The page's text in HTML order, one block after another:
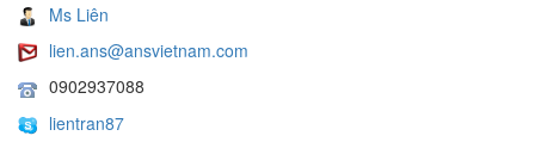
Ms Liên
lien.ans@ansvietnam.com
0902937088
lientran87